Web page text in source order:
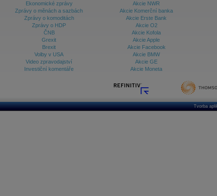
Ekonomické zprávy
Zprávy o měnách a sazbách
Zprávy o komoditách
Zprávy o HDP
ČNB
Grexit
Brexit
Volby v USA
Video zpravodajství
Investiční komentáře
Akcie NWR
Akcie Komerční banka
Akcie Erste Bank
Akcie O2
Akcie Kofola
Akcie Apple
Akcie Facebook
Akcie BMW
Akcie GE
Akcie Moneta
Tvorba